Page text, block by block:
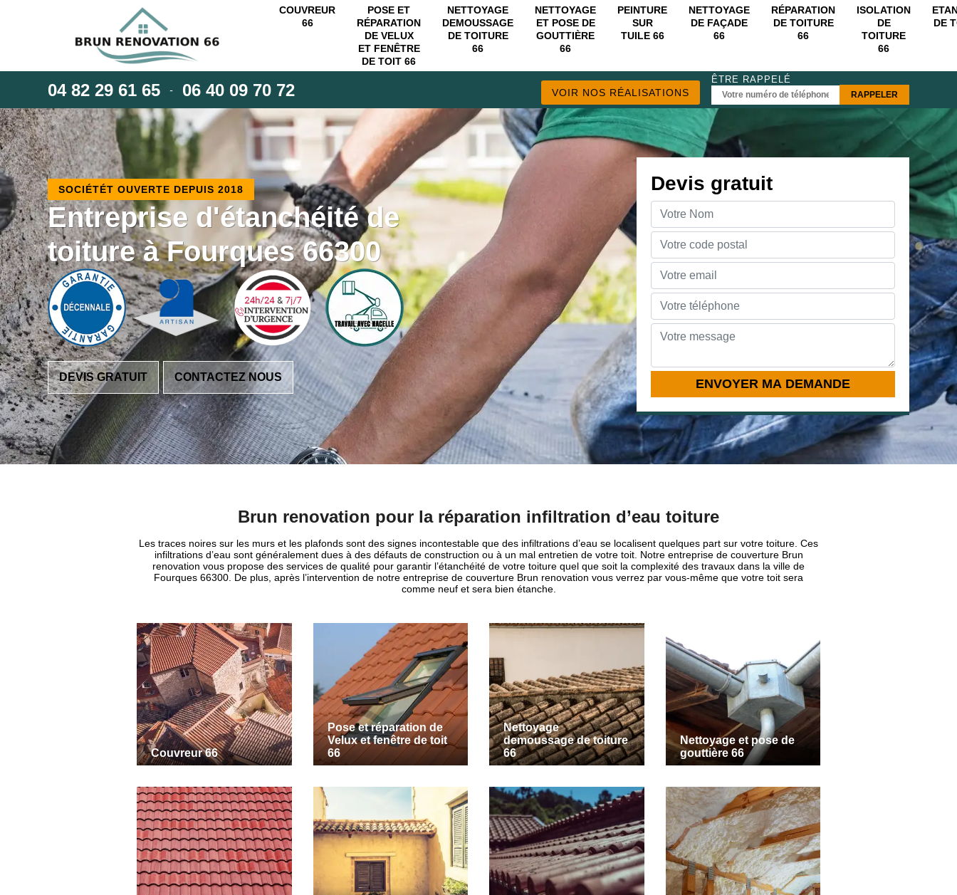
COUVREUR
66
POSE ET
RÉPARATION
DE VELUX
ET FENÊTRE
DE TOIT 66
NETTOYAGE
DEMOUSSAGE
DE TOITURE
66
NETTOYAGE
ET POSE DE
GOUTTIÈRE
66
PEINTURE
SUR
TUILE 66
NETTOYAGE
DE FAÇADE
66
RÉPARATION
DE TOITURE
66
ISOLATION
DE
TOITURE
66
DE
04 82 29 61 65 - 06 40 09 70 72 VOIR NOS RÉALISATIONS
ÊTRE RAPPELÉ
SOCIÉTÉT OUVERTE DEPUIS 2018
Entreprise d'étanchéité de
toiture à Fourques 66300
DEVIS GRATUIT CONTACTEZ NOUS
Devis gratuit
Brun renovation pour la réparation infiltration d’eau toiture
Les traces noires sur les murs et les plafonds sont des signes incontestable que des infiltrations d’eau se localisent quelques part sur votre toiture. Ces
infiltrations d’eau sont généralement dues à des défauts de construction ou à un mal entretien de votre toit. Notre entreprise de couverture Brun
renovation vous propose des services de qualité pour garantir l’étanchéité de votre toiture quel que soit la complexité des travaux dans la ville de
Fourques 66300. De plus, après l’intervention de notre entreprise de couverture Brun renovation vous verrez par vous-même que votre toit sera
comme neuf et sera bien étanche.
Couvreur 66
Pose et réparation de
Velux et fenêtre de toit
66
Nettoyage
demoussage de toiture
66
Nettoyage et pose de
gouttière 66